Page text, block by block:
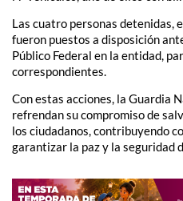
Las cuatro personas detenidas,
fueron puestos a disposición
Público Federal en la entidad,
correspondientes.
Con estas acciones, la Guardia
refrendan su compromiso de
los ciudadanos, contribuyendo
garantizar la paz y la seguridad